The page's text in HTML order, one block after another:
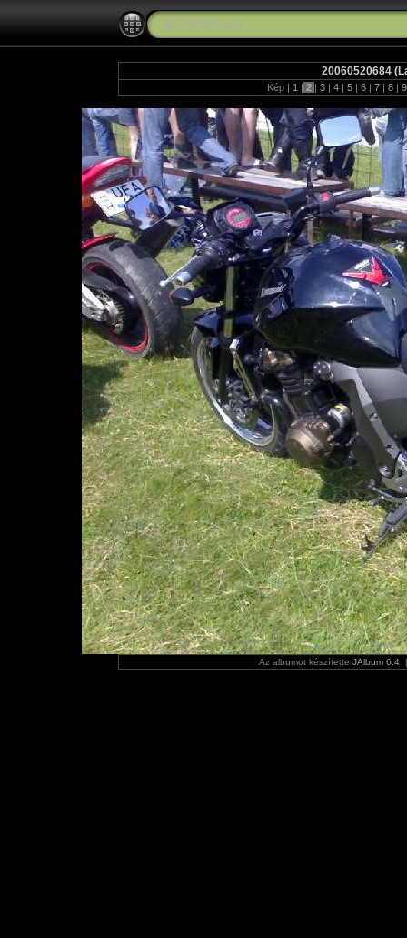
pcs / Kaposujlak
20060520684
Kép | 1 | 2 | 3 | 4 | 5 | 6 | 7 | 8 |
Az albumot készítette JAlbum 6.4